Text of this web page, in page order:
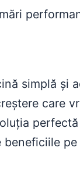
simplă și
care